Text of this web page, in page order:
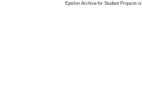
Epsilon Archive for Student Projects is